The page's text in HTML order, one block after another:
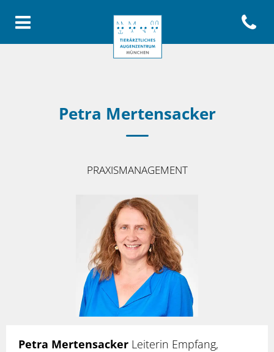
Homepage Tierärztliches
Open
Petra Mertensacker
PRAXISMANAGEMENT
Petra Mertensacker Leiterin Empfang,